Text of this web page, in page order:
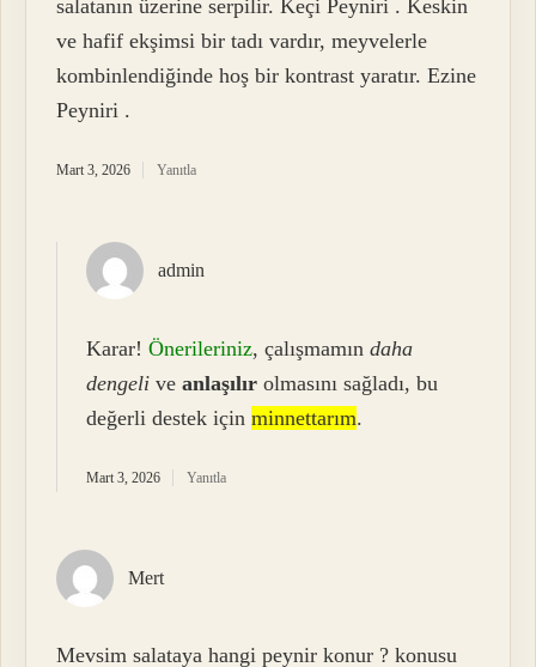
salatanın üzerine serpilir. Keçi Peyniri . Keskin
ve hafif ekşimsi bir tadı vardır, meyvelerle
kombinlendiğinde hoş bir kontrast yaratır. Ezine
Peyniri .
Mart 3, 2026 Yanıtla
admin
Karar!Önerileriniz, çalışmamındaha
dengeli veanlaşılır olmasını sağladı, bu
değerli destek içinminnettarım.
Mart 3, 2026 Yanıtla
Mert
Mevsim salataya hangi peynir konur ? konusu